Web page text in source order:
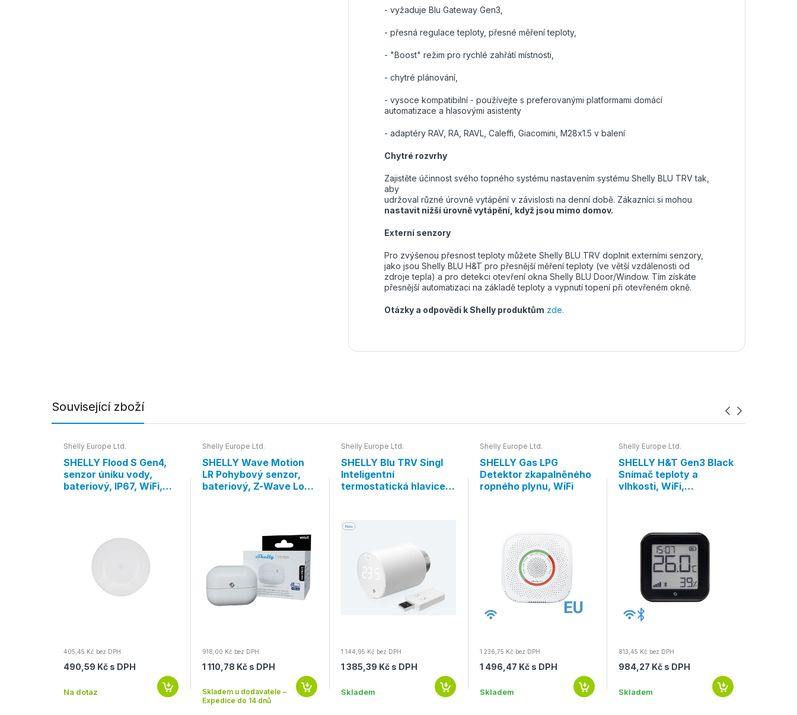
- vyžaduje Blu Gateway Gen3,
- přesná regulace teploty, přesné měření teploty,
- "Boost" režim pro rychlé zahřátí místnosti,
- chytré plánování,
- vysoce kompatibilní - používejte s preferovanými platformami domácí
automatizace a hlasovými asistenty
- adaptéry RAV, RA, RAVL, Caleffi, Giacomini, M28x1.5 v balení
Chytré rozvrhy
Zajistěte účinnost svého topného systému nastavením systému Shelly BLU TRV tak,
aby
udržoval různé úrovně vytápění v závislosti na denní době. Zákazníci si mohou
nastavit nižší úrovně vytápění, když jsou mimo domov.
Externí senzory
Pro zvýšenou přesnost teploty můžete Shelly BLU TRV doplnit externími senzory,
jako jsou Shelly BLU H&T pro přesnější měření teploty (ve větší vzdálenosti od
zdroje tepla) a pro detekci otevření okna Shelly BLU Door/Window. Tím získáte
přesnější automatizaci na základě teploty a vypnutí topení při otevřeném okně.
Otázky a odpovědi k Shelly produktům zde.
Související zboží
Shelly Europe Ltd.
SHELLY Flood S Gen4,
senzor úniku vody,
bateriový, IP67, WiFi,
405,45 Kč bez DPH
490,59 Kč s DPH
Na dotaz
Shelly Europe Ltd.
SHELLY Wave Motion
LR Pohybový senzor,
bateriový, Z-Wave Long
918,00 Kč bez DPH
1 110,78 Kč s DPH
Skladem u dodavatele –
Expedice do 14 dnů
Shelly Europe Ltd.
SHELLY Blu TRV Singl
Inteligentní
termostatická hlavice,
1 144,95 Kč bez DPH
1 385,39 Kč s DPH
Skladem
Shelly Europe Ltd.
SHELLY Gas LPG
Detektor zkapalněného
ropného plynu, WiFi
1 236,75 Kč bez DPH
1 496,47 Kč s DPH
Skladem
Shelly Europe Ltd.
SHELLY H&T Gen3 Black
Snímač teploty a
vlhkosti, WiFi,
813,45 Kč bez DPH
984,27 Kč s DPH
Skladem